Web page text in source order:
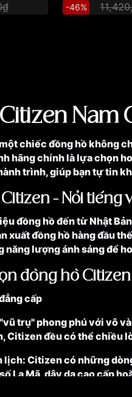
-46%
Nam
chiếc đồng hồ không
hãng chính là lựa chọn
trình, giúp bạn tự tin
- Nổi tiếng
đồng hồ đến từ Nhật
xuất đồng hồ hàng đầu
lượng ánh sáng để
đồng hồ
cấp
trụ" phong phú với vô
Citizen đều có thể chiều
lịch: Citizen có những
La Mã, dây da cao cấp